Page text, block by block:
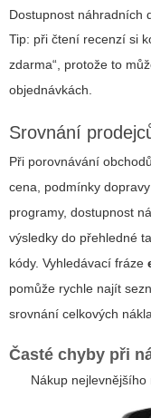
Dostupnost náhradních
Tip: při čtení recenzí si
zdarma“, protože to
objednávkách.
Srovnání
Při porovnávání
cena, podmínky
programy, dostupnost
výsledky do přehledné
kódy. Vyhledávací fráze
pomůže rychle najít
srovnání celkových
Časté chyby při
Nákup nejlevnějšího